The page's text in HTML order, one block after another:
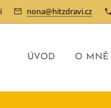
nona@hitzdravi.cz
ÚVOD O MNĚ